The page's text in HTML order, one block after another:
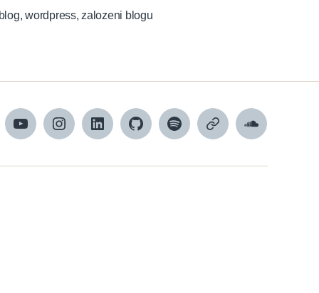
,wordpress,zalozeni blogu
YouTubeInstagramLinkedInGithubSpotifyApple
SoundCloud